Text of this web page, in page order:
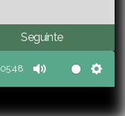
Seguinte
05:48
Mute